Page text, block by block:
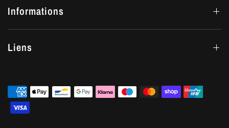
Informations
Liens